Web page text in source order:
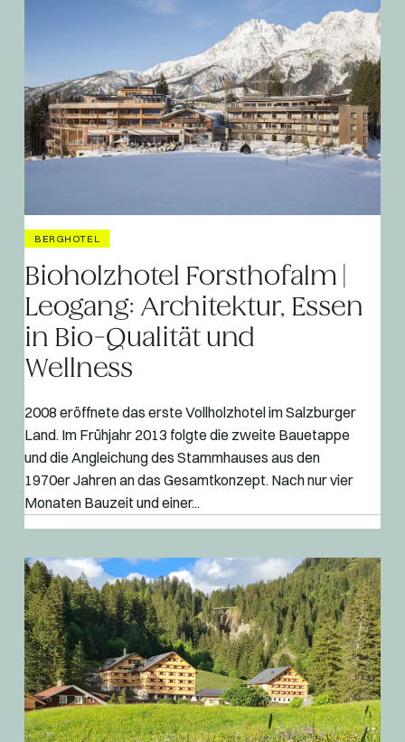
BERGHOTEL
Bioholzhotel Forsthofalm |
Leogang: Architektur, Essen
in Bio-Qualität und
Wellness
2008 eröffnete das erste Vollholzhotel im Salzburger
Land. Im Frühjahr 2013 folgte die zweite Bauetappe
und die Angleichung des Stammhauses aus den
1970er Jahren an das Gesamtkonzept. Nach nur vier
Monaten Bauzeit und einer...